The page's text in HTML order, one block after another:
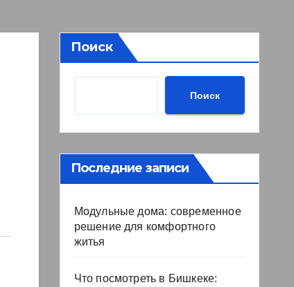
Поиск
Поиск
Последние записи
Модульные дома: современное
решение для комфортного
житья
Что посмотреть в Бишкеке: